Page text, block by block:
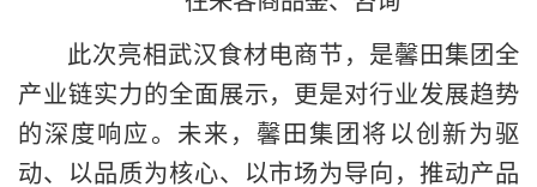
此次亮相武汉食材电商节，是馨田集团全
产业链实力的全面展示，更是对行业发展趋势
的深度响应。未来，馨田集团将以创新为驱
动、以品质为核心、以市场为导向，推动产品